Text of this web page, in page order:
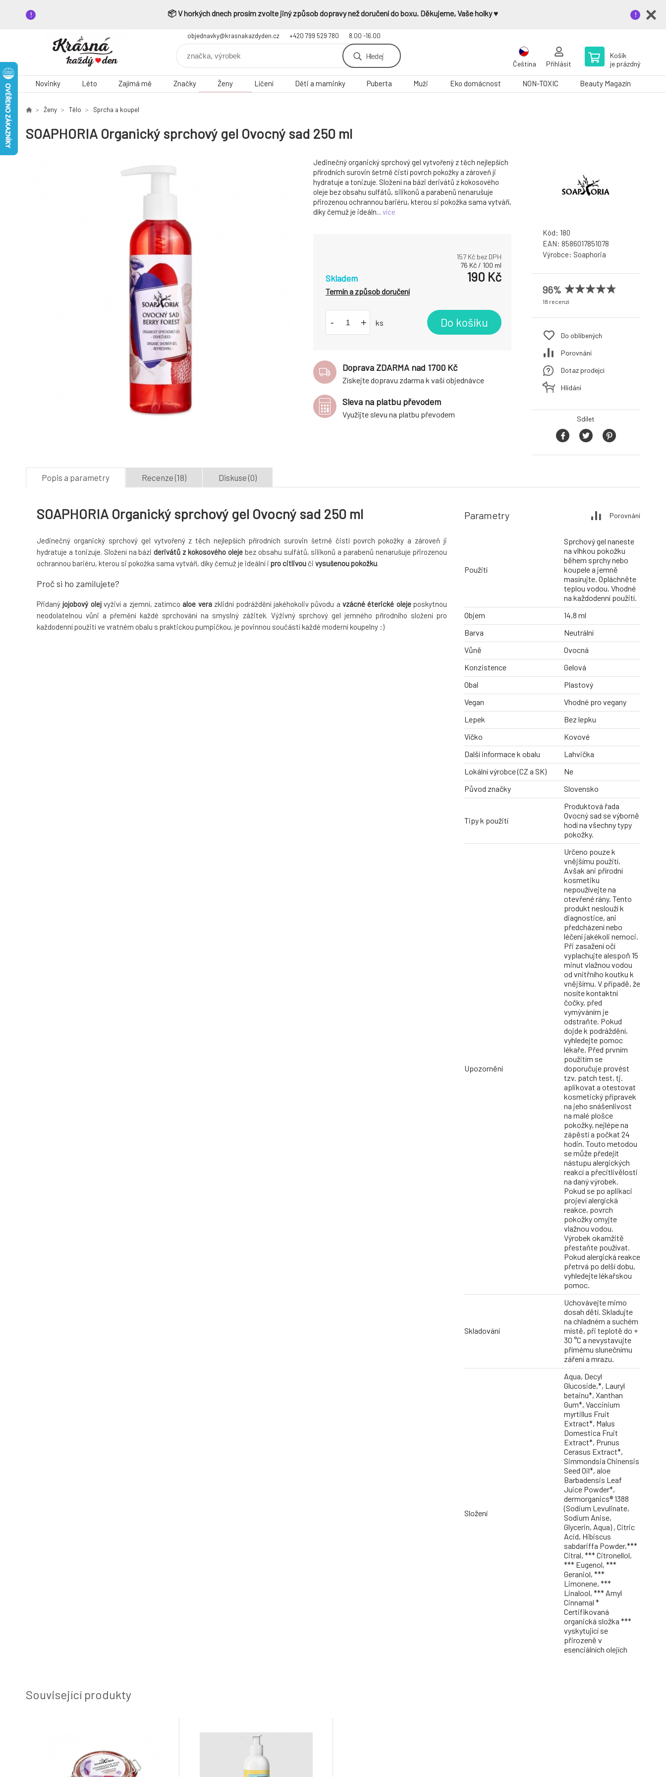
📦 V horkých dnech prosím zvolte jiný způsob dopravy než doručení do boxu. Děkujeme, Vaše holky ♥️
objednavky@krasnakazdyden.cz +420 799 529 780 8.00 -16.00
Hledej
Čeština Přihlásit
Košík
je prázdný
Novinky Léto Zajímá mě Značky Ženy Líčení Děti a maminky Puberta Muži Eko domácnost NON-TOXIC Beauty Magazín
Ženy Tělo Sprcha a koupel
SOAPHORIA Organický sprchový gel Ovocný sad 250 ml
Jedinečný organický sprchový gel vytvořený z těch nejlepších
přírodních surovin šetrně čistí povrch pokožky a zároveň ji
hydratuje a tonizuje. Složení na bázi derivátů z kokosového
oleje bez obsahu sulfátů, silikonů a parabenů nenarušuje
přirozenou ochrannou bariéru, kterou si pokožka sama vytváří,
díky čemuž je ideáln... více
157 Kč bez DPH
76 Kč/ 100 ml
Skladem 190 Kč
Termín a způsob doručení
- + ks Do košíku
Doprava ZDARMA nad 1700 Kč
Získejte dopravu zdarma k vaší objednávce
Sleva na platbu převodem
Využijte slevu na platbu převodem
Kód: 180
EAN: 8586017851078
Výrobce: Soaphoria
96%
18 recenzí
Do oblíbených
Porovnání
Dotaz prodejci
Hlídání
Sdílet
Popis a parametry Recenze (18) Diskuse (0)
SOAPHORIA Organický sprchový gel Ovocný sad 250 ml
Jedinečný organický sprchový gel vytvořený z těch nejlepších přírodních surovin šetrně čistí povrch pokožky a zároveň ji
hydratuje a tonizuje. Složení na bázi derivátů z kokosového olejebez obsahu sulfátů, silikonů a parabenů nenarušuje přirozenou
ochrannou bariéru, kterou si pokožka sama vytváří, díky čemuž je ideální i pro citlivou či vysušenou pokožku.
Proč si ho zamilujete?
Přidanýjojobový olejvyživí a zjemní, zatímco aloe verazklidní podráždění jakéhokoliv původu a vzácné éterické olejeposkytnou
neodolatelnou vůni a přemění každé sprchování na smyslný zážitek. Výživný sprchový gel jemného přírodního složení pro
každodenní použití ve vratném obalu s praktickou pumpičkou, je povinnou součástí každé moderní koupelny :)
Parametry Porovnání
Použití
Sprchový gel naneste
na vlhkou pokožku
během sprchy nebo
koupele a jemně
masírujte. Opláchněte
teplou vodou. Vhodné
na každodenní použití.
Objem
14,8 ml
Barva
Neutrální
Vůně
Ovocná
Konzistence
Gelová
Obal
Plastový
Vegan
Vhodné pro vegany
Lepek
Bez lepku
Víčko
Kovové
Další informace k obalu
Lahvička
Lokální výrobce (CZ a SK)
Ne
Původ značky
Slovensko
Tipy k použití
Produktová řada
Ovocný sad se výborně
hodí na všechny typy
pokožky.
Upozornění
Určeno pouze k
vnějšímu použití.
Avšak ani přírodní
kosmetiku
nepoužívejte na
otevřené rány. Tento
produkt neslouží k
diagnostice, ani
předcházení nebo
léčení jakékoli nemoci.
Při zasažení očí
vyplachujte alespoň 15
minut vlažnou vodou
od vnitřního koutku k
vnějšímu. V případě, že
nosíte kontaktní
čočky, před
vymýváním je
odstraňte. Pokud
dojde k podráždění,
vyhledejte pomoc
lékaře. Před prvním
použitím se
doporučuje provést
tzv. patch test, tj.
aplikovat a otestovat
kosmetický přípravek
na jeho snášenlivost
na malé plošce
pokožky, nejlépe na
zápěstí a počkat 24
hodin. Touto metodou
se může předejít
nástupu alergických
reakcí a přecitlivělosti
na daný výrobek.
Pokud se po aplikaci
projeví alergická
reakce, povrch
pokožky omyjte
vlažnou vodou.
Výrobek okamžitě
přestaňte používat.
Pokud alergická reakce
přetrvá po delší dobu,
vyhledejte lékařskou
pomoc.
Skladování
Uchovávejte mimo
dosah dětí. Skladujte
na chladném a suchém
místě, při teplotě do +
30 °C a nevystavujte
přímému slunečnímu
záření a mrazu.
Složení
Aqua, Decyl
Glucoside,*, Lauryl
betainu*, Xanthan
Gum*, Vaccinium
myrtillus Fruit
Extract*, Malus
Domestica Fruit
Extract*, Prunus
Cerasus Extract*,
Simmondsia Chinensis
Seed Oil*, aloe
Barbadensis Leaf
Juice Powder*,
dermorganics® 1388
(Sodium Levulinate,
Sodium Anise,
Glycerin, Aqua) , Citric
Acid, Hibiscus
sabdariffa Powder,***
Citral, *** Citronellol,
*** Eugenol, ***
Geraniol, ***
Limonene, ***
Linalool, *** Amyl
Cinnamal *
Certifikovaná
organická složka ***
vyskytující se
přirozeně v
esenciálních olejích
Související produkty